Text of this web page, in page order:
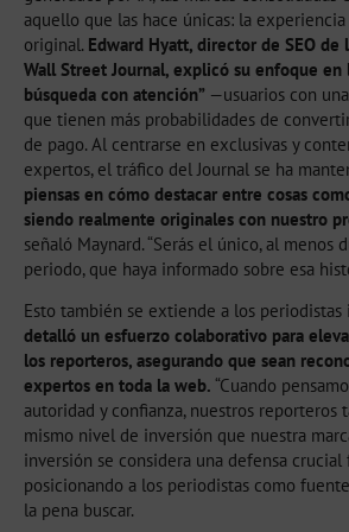
aquello que las hace únicas: la
original. Edward Hyatt, director de SEO de
Wall Street Journal, explicó su enfoque en
búsqueda con atención” —usuarios con
que tienen más probabilidades de
de pago. Al centrarse en exclusivas y
expertos, el tráfico del Journal se ha
piensas en cómo destacar entre cosas
siendo realmente originales con nuestro
señaló Maynard. “Serás el único, al menos
periodo, que haya informado sobre esa
Esto también se extiende a los periodistas
detalló un esfuerzo colaborativo para
los reporteros, asegurando que sean
expertos en toda la web. “Cuando
autoridad y confianza, nuestros reporteros
mismo nivel de inversión que nuestra
inversión se considera una defensa crucial
posicionando a los periodistas como
la pena buscar.